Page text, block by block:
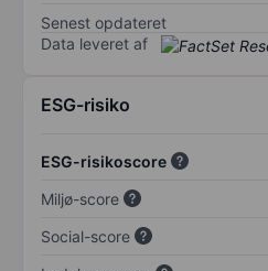
Senest opdateret
Data leveret af
ESG-risiko
ESG-risikoscore
Miljø-score
Social-score